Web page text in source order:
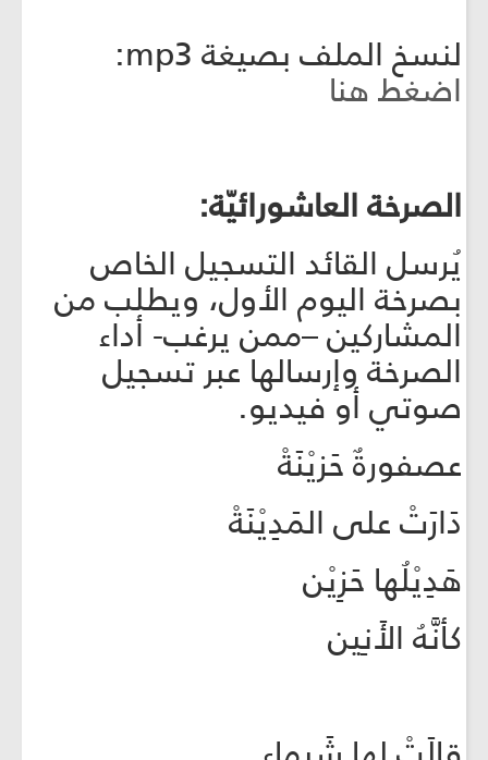
لنسخ الملف بصيغة mp3:
اضغط هنا
الصرخة العاشورائيّة:
يُرسل القائد التسجيل الخاص
بصرخة اليوم الأول، ويطلب من
المشاركين –ممن يرغب- أداء
الصرخة وإرسالها عبر تسجيل
صوتي أو فيديو.
عصفورةٌ حَزيْنَةْ
دَارَتْ على المَدِيْنَةْ
هَدِيْلُها حَزِيْن
كأنَّهُ الأَنِين